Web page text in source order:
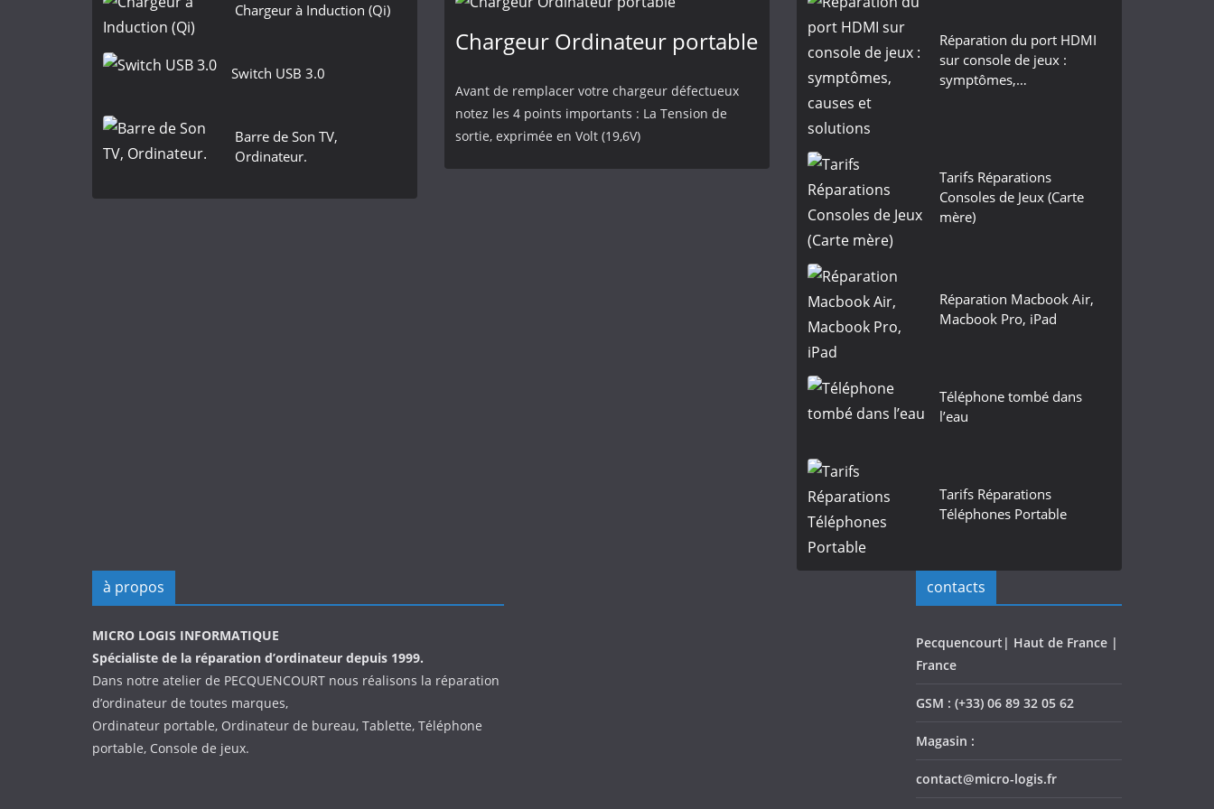
Chargeur à Induction (Qi)
Switch USB 3.0
Barre de Son TV,
Ordinateur.
Chargeur Ordinateur portable
Avant de remplacer votre chargeur défectueux
notez les 4 points importants : La Tension de
sortie, exprimée en Volt (19,6V)
Réparation du port HDMI
sur console de jeux :
symptômes,…
Tarifs Réparations
Consoles de Jeux (Carte
mère)
Réparation Macbook Air,
Macbook Pro, iPad
Téléphone tombé dans
l’eau
Tarifs Réparations
Téléphones Portable
à propos
MICRO LOGIS INFORMATIQUE
Spécialiste de la réparation d’ordinateur depuis 1999.
Dans notre atelier de PECQUENCOURT nous réalisons la réparation
d’ordinateur de toutes marques,
Ordinateur portable, Ordinateur de bureau, Tablette, Téléphone
portable, Console de jeux.
contacts
Pecquencourt| Haut de France |
France
GSM : (+33) 06 89 32 05 62
Magasin :
contact@micro-logis.fr